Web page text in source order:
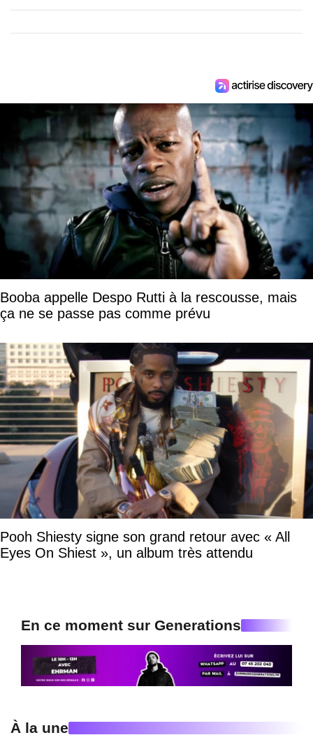
Booba appelle Despo Rutti à la rescousse, mais
ça ne se passe pas comme prévu
Pooh Shiesty signe son grand retour avec « All
Eyes On Shiest », un album très attendu
En ce moment sur Generations
À la une